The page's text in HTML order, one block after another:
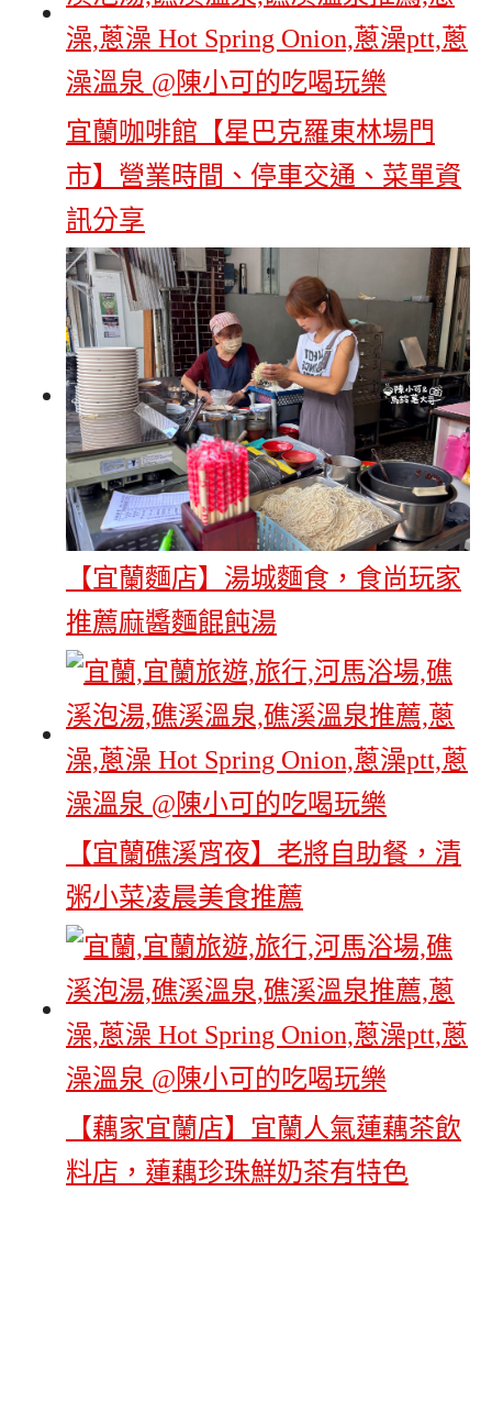
宜蘭咖啡館【星巴克羅東林場門
市】營業時間、停車交通、菜單資
訊分享
【宜蘭麵店】湯城麵食，食尚玩家
推薦麻醬麵餛飩湯
【宜蘭礁溪宵夜】老將自助餐，清
粥小菜凌晨美食推薦
【藕家宜蘭店】宜蘭人氣蓮藕茶飲
料店，蓮藕珍珠鮮奶茶有特色